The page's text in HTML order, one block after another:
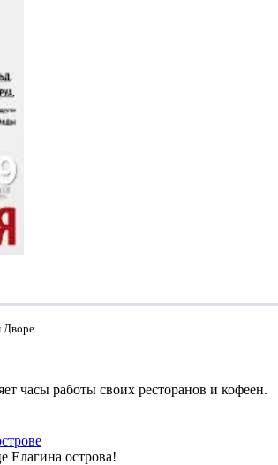
Дворе
часы работы своих ресторанов и кофеен.
Елагина острова!